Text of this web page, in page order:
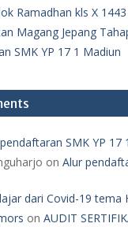
Ramadhan kls X
Magang Jepang
SMK YP 17 1 Madiun
SMK YP 17
on Alur
dari Covid-19 tema
on AUDIT